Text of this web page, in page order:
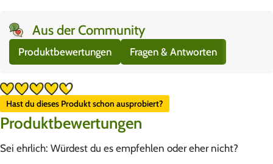
Aus der Community
Produktbewertungen Fragen & Antworten
Hast du dieses Produkt schon ausprobiert?
Produktbewertungen
Sei ehrlich: Würdest du es empfehlen oder eher nicht?